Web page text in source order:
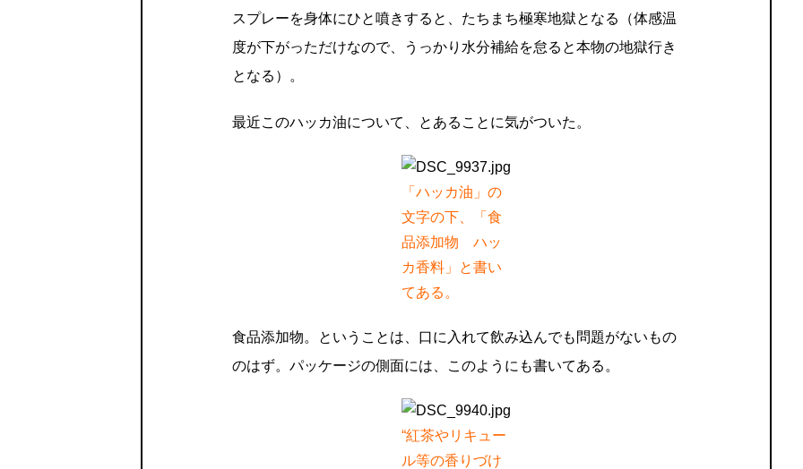
スプレーを身体にひと噴きすると、たちまち極寒地獄となる（体感温
度が下がっただけなので、うっかり水分補給を怠ると本物の地獄行き
となる）。
最近このハッカ油について、とあることに気がついた。
「ハッカ油」の
文字の下、「食
品添加物 ハッ
カ香料」と書い
てある。
食品添加物。ということは、口に入れて飲み込んでも問題がないもの
のはず。パッケージの側面には、このようにも書いてある。
“紅茶やリキュー
ル等の香りづけ